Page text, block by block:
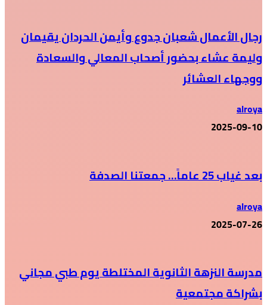
رجال الأعمال شعبان جدوع وأيمن الحردان يقيمان
وليمة عشاء بحضور أصحاب المعالي والسعادة
ووجهاء العشائر
alroya
2025-09-10
بعد غياب 25 عاماً… جمعتنا الصدفة
alroya
2025-07-26
مدرسة النزهة الثانوية المختلطة يوم طبي مجاني
بشراكة مجتمعية